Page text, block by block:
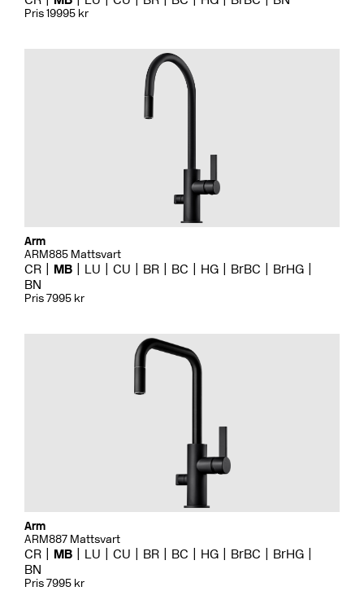
Pris 19995 kr
Arm
ARM885 Mattsvart
CR MB LU CU BR BC HG BrBC
BrHG
BN
Pris 7995 kr
Arm
ARM887 Mattsvart
CR MB LU CU BR BC HG BrBC
BrHG
BN
Pris 7995 kr